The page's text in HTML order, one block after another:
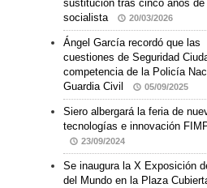
sustitución tras cinco años de
socialista
20/03/2026
Ángel García recordó que las
cuestiones de Seguridad
competencia de la Policía
Guardia Civil
05/09/2025
Siero albergará la feria de
tecnologías e innovación
23/09/2024
Se inaugura la X Exposición
del Mundo en la Plaza